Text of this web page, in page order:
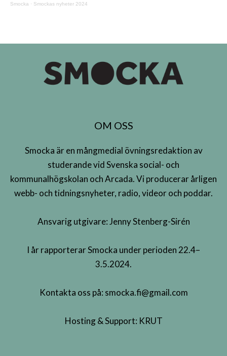
Smocka · Smockas nyheter 2024
OM OSS
Smocka är en mångmedial övningsredaktion av
studerande vid Svenska social- och
kommunalhögskolan och Arcada. Vi producerar årligen
webb- och tidningsnyheter, radio, videor och poddar.
Ansvarig utgivare: Jenny Stenberg-Sirén
I år rapporterar Smocka under perioden 22.4–
3.5.2024.
Kontakta oss på: smocka.fi@gmail.com
Hosting & Support: KRUT